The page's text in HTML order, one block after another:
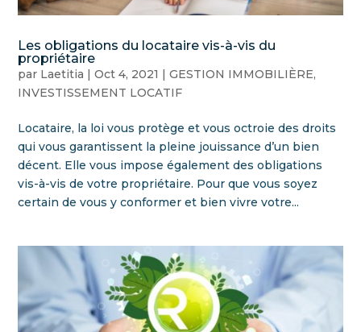
Les obligations du locataire vis-à-vis du
propriétaire
par Laetitia |Oct 4, 2021 |GESTION IMMOBILIÈRE,
INVESTISSEMENT LOCATIF
Locataire, la loi vous protège et vous octroie des droits
qui vous garantissent la pleine jouissance d’un bien
décent. Elle vous impose également des obligations
vis-à-vis de votre propriétaire. Pour que vous soyez
certain de vous y conformer et bien vivre votre...